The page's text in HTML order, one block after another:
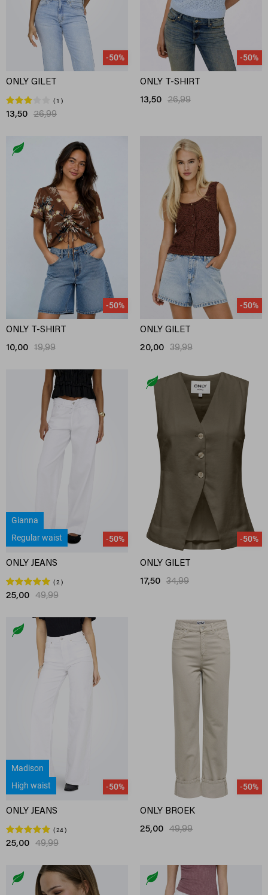
-50%
ONLY GILET
1
13,50 26,99
-50%
ONLY T-SHIRT
13,50 26,99
-50%
ONLY T-SHIRT
10,00 19,99
-50%
ONLY GILET
20,00 39,99
Gianna
Regular waist
-50%
ONLY JEANS
2
25,00 49,99
-50%
ONLY GILET
17,50 34,99
Madison
High waist
-50%
ONLY JEANS
24
25,00 49,99
-50%
ONLY BROEK
25,00 49,99